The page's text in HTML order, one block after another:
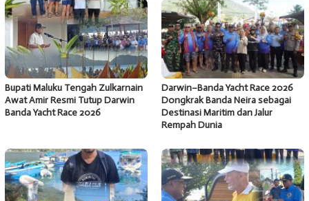
Bupati Maluku Tengah Zulkarnain
Awat Amir Resmi Tutup Darwin
Banda Yacht Race 2026
Darwin–Banda Yacht Race 2026
Dongkrak Banda Neira sebagai
Destinasi Maritim dan Jalur
Rempah Dunia